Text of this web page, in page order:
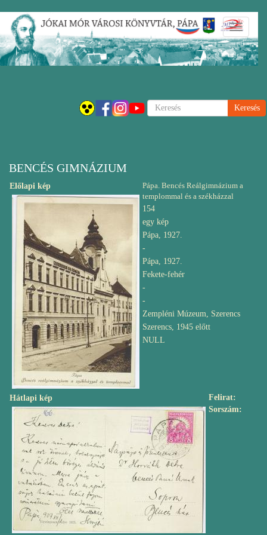
Ugrás
tartalomra
Keresés
BENCÉS GIMNÁZIUM
Előlapi kép
Hátlapi kép Felirat
Pápa. Bencés Reálgimnázium a
templommal és a székházzal
Sorszám
154
egy kép
Pápa, 1927.
-
Pápa, 1927.
Fekete-fehér
-
-
Zempléni Múzeum, Szerencs
Szerencs, 1945 előtt
NULL